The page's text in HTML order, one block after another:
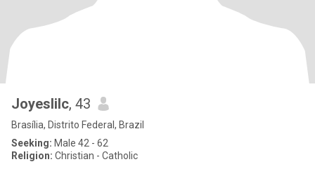
Joyeslilc, 43
Brasília, Distrito Federal, Brazil
Seeking: Male 42 - 62
Religion: Christian - Catholic